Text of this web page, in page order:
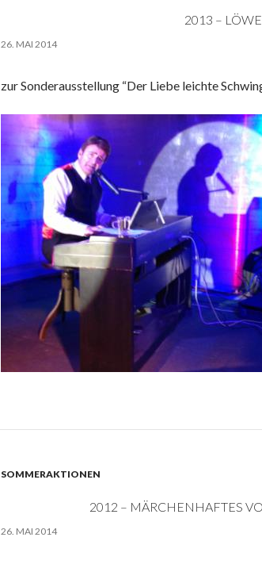
2013 –
26. MAI 2014
zur Sonderausstellung “Der Liebe leichte
SOMMERAKTIONEN
2012 – MÄRCHENHAFTES
26. MAI 2014